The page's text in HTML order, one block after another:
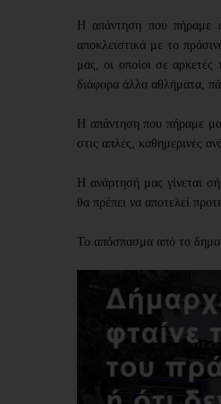
Η απάντηση που πήραμε
αποκλειστικά με το
μας, οι οποίοι σε αρκετές
διάφορα άλλα αθλήματα,
Η απάντηση που πήραμε
στις απλές, καθημερινές
Η ανάρτησή μας γίνεται
θα πρέπει να αποτελεί
Το απόσπασμα από το